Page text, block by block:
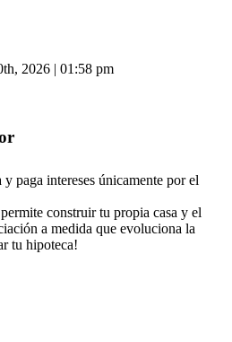
2026 | 01:58 pm
paga intereses únicamente por el
construir tu propia casa y el
a medida que evoluciona la
tu hipoteca!